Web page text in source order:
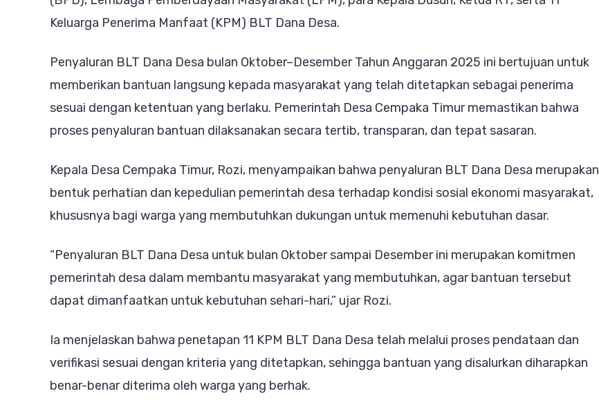
Keluarga Penerima Manfaat (KPM) BLT Dana Desa.
Penyaluran BLT Dana Desa bulan Oktober–Desember Tahun Anggaran 2025 ini bertujuan untuk
memberikan bantuan langsung kepada masyarakat yang telah ditetapkan sebagai penerima
sesuai dengan ketentuan yang berlaku. Pemerintah Desa Cempaka Timur memastikan bahwa
proses penyaluran bantuan dilaksanakan secara tertib, transparan, dan tepat sasaran.
Kepala Desa Cempaka Timur, Rozi, menyampaikan bahwa penyaluran BLT Dana Desa merupakan
bentuk perhatian dan kepedulian pemerintah desa terhadap kondisi sosial ekonomi masyarakat,
khususnya bagi warga yang membutuhkan dukungan untuk memenuhi kebutuhan dasar.
“Penyaluran BLT Dana Desa untuk bulan Oktober sampai Desember ini merupakan komitmen
pemerintah desa dalam membantu masyarakat yang membutuhkan, agar bantuan tersebut
dapat dimanfaatkan untuk kebutuhan sehari-hari,” ujar Rozi.
Ia menjelaskan bahwa penetapan 11 KPM BLT Dana Desa telah melalui proses pendataan dan
verifikasi sesuai dengan kriteria yang ditetapkan, sehingga bantuan yang disalurkan diharapkan
benar-benar diterima oleh warga yang berhak.